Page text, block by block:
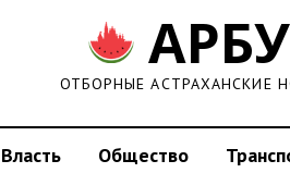
ОТБОРНЫЕ АСТРАХАНСКИЕ
Власть Общество